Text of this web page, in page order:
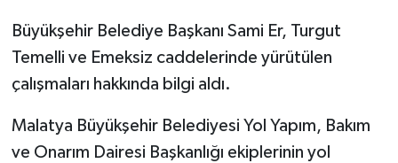
Büyükşehir Belediye Başkanı Sami Er, Turgut
Temelli ve Emeksiz caddelerinde yürütülen
çalışmaları hakkında bilgi aldı.
Malatya Büyükşehir Belediyesi Yol Yapım, Bakım
ve Onarım Dairesi Başkanlığı ekiplerinin yol